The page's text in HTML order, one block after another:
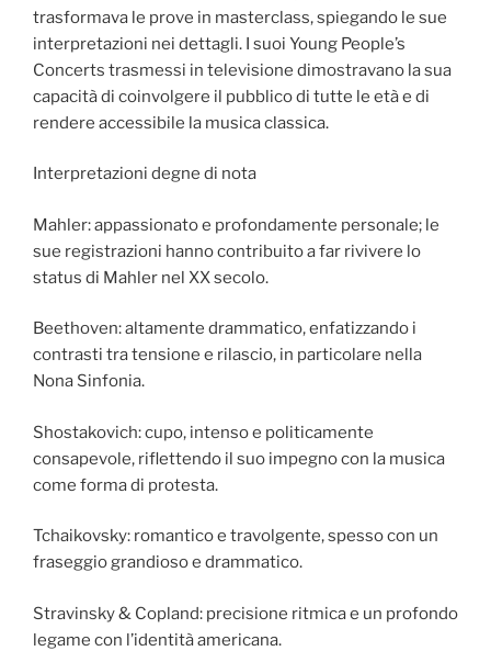
trasformava le prove in masterclass, spiegando le sue
interpretazioni nei dettagli. I suoi Young People’s
Concerts trasmessi in televisione dimostravano la sua
capacità di coinvolgere il pubblico di tutte le età e di
rendere accessibile la musica classica.
Interpretazioni degne di nota
Mahler: appassionato e profondamente personale; le
sue registrazioni hanno contribuito a far rivivere lo
status di Mahler nel XX secolo.
Beethoven: altamente drammatico, enfatizzando i
contrasti tra tensione e rilascio, in particolare nella
Nona Sinfonia.
Shostakovich: cupo, intenso e politicamente
consapevole, riflettendo il suo impegno con la musica
come forma di protesta.
Tchaikovsky: romantico e travolgente, spesso con un
fraseggio grandioso e drammatico.
Stravinsky & Copland: precisione ritmica e un profondo
legame con l’identità americana.